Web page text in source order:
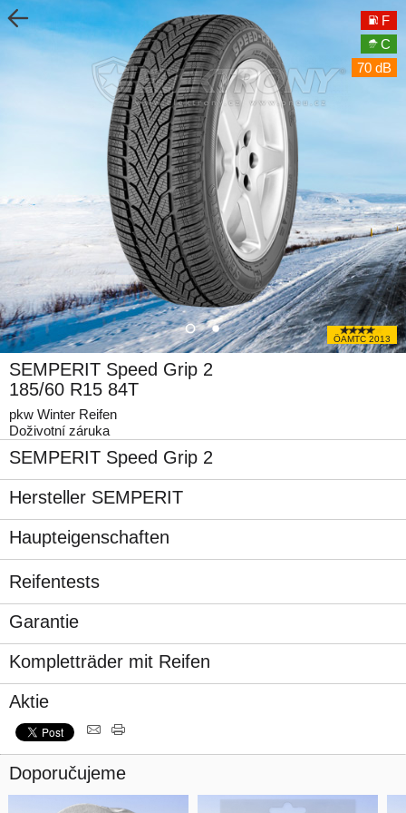
F
C
70 dB
ÖAMTC 2013
SEMPERIT Speed Grip 2
185/60 R15 84T
pkw Winter Reifen
Doživotní záruka
SEMPERIT Speed Grip 2
Hersteller SEMPERIT
Haupteigenschaften
Reifentests
Garantie
Kompletträder mit Reifen
Aktie
Doporučujeme